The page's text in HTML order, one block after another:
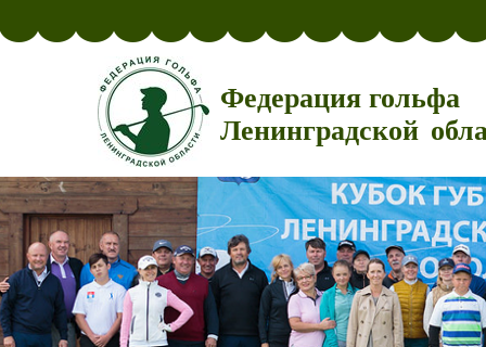
Федерация гольфа
Ленинградской